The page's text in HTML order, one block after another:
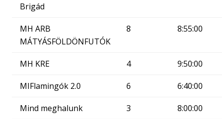
Brigád
MH ARB
MÁTYÁSFÖLDÖNFUTÓK
8 8:55:00
MH KRE 4 9:50:00
MIFlamingók 2.0 6 6:40:00
Mind meghalunk 3 8:00:00